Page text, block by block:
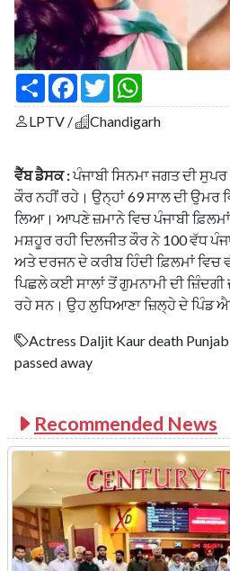
S
a
r
F
c
e
o
k
T
w
i
t
r
a
t
p
p
LPTV / Chandigarh
ਵੈੱਬ ਡੈਸਕ :ਪੰਜਾਬੀ ਸਿਨਮਾ ਜਗਤ ਦੀ
ਕੌਰ ਨਹੀਂ ਰਹੇ। ਉਨ੍ਹਾਂ 69 ਸਾਲ ਦੀ ਉਮਰ
ਲਿਆ। ਆਪਣੇ ਜ਼ਮਾਨੇ ਵਿਚ ਪੰਜਾਬੀ ਫ਼ਿਲਮਾਂ
ਮਸ਼ਹੂਰ ਰਹੀ ਦਿਲਜੀਤ ਕੌਰ ਨੇ 100 ਵੱਧ
ਅਤੇ ਦਰਜਨ ਦੇ ਕਰੀਬ ਹਿੰਦੀ ਫ਼ਿਲਮਾਂ ਵਿਚ
ਪਿਛਲੇ ਕਈ ਸਾਲਾਂ ਤੋਂ ਗੁਮਨਾਮੀ ਦੀ
ਰਹੇ ਸਨ। ਉਹ ਲੁਧਿਆਣਾ ਜ਼ਿਲ੍ਹੇ ਦੇ ਪਿੰਡ
Actress Daljit Kaur death
passed away
Recommended News